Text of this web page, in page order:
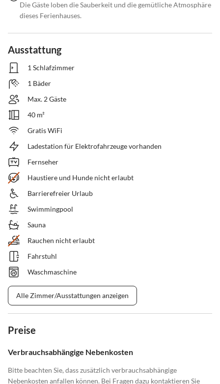
Die Gäste loben die Sauberkeit und die gemütliche Atmosphäre
dieses Ferienhauses.
Ausstattung
1 Schlafzimmer
1 Bäder
Max. 2 Gäste
40 m²
Gratis WiFi
Ladestation für Elektrofahrzeuge vorhanden
Fernseher
Haustiere und Hunde nicht erlaubt
Barrierefreier Urlaub
Swimmingpool
Sauna
Rauchen nicht erlaubt
Fahrstuhl
Waschmaschine
Alle Zimmer/Ausstattungen anzeigen
Preise
Verbrauchsabhängige Nebenkosten
Bitte beachten Sie, dass zusätzlich verbrauchsabhängige
Nebenkosten anfallen können. Bei Fragen dazu kontaktieren Sie